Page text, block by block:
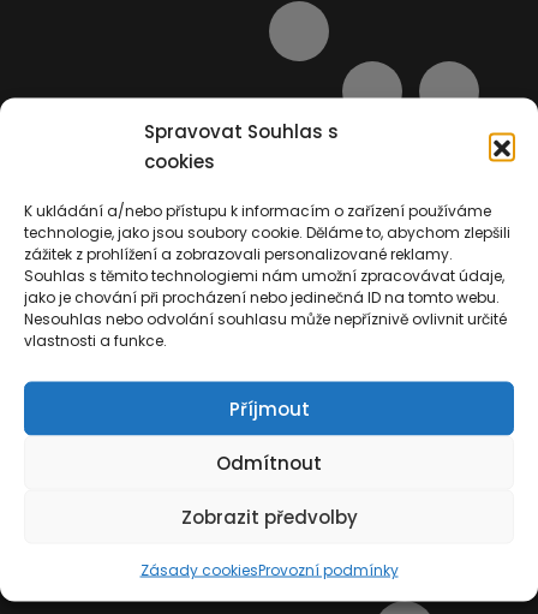
Spravovat Souhlas s
cookies
K ukládání a/nebo přístupu k informacím o zařízení používáme
technologie, jako jsou soubory cookie. Děláme to, abychom zlepšili
zážitek z prohlížení a zobrazovali personalizované reklamy.
Souhlas s těmito technologiemi nám umožní zpracovávat údaje,
jako je chování při procházení nebo jedinečná ID na tomto webu.
Nesouhlas nebo odvolání souhlasu může nepříznivě ovlivnit určité
vlastnosti a funkce.
Příjmout
Odmítnout
Zobrazit předvolby
Zásady cookiesProvozní podmínky